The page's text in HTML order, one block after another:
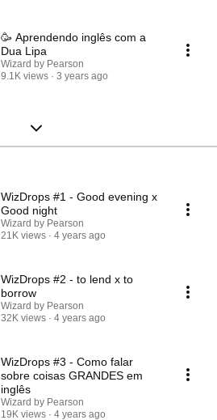
🥳 Aprendendo inglês com a
Dua Lipa
Wizard by Pearson
9.1K views
3 years ago
WizDrops #1 - Good evening x
Good night
Wizard by Pearson
21K views
4 years ago
WizDrops #2 - to lend x to
borrow
Wizard by Pearson
32K views
4 years ago
WizDrops #3 - Como falar
sobre coisas GRANDES em
inglês
Wizard by Pearson
19K views
4 years ago